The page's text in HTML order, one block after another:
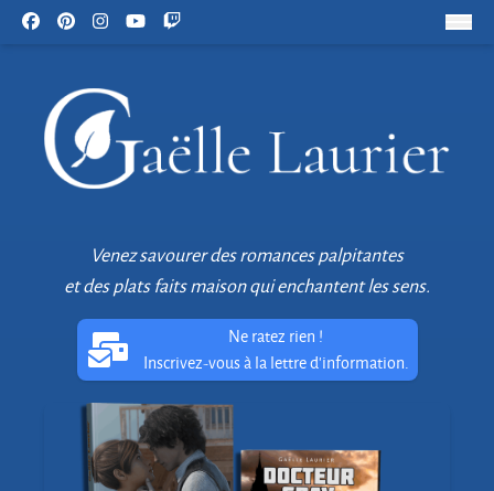
Venez savourer des romances palpitantes
et des plats faits maison qui enchantent les sens.
Ne ratez rien !
Inscrivez-vous à la lettre d'information.